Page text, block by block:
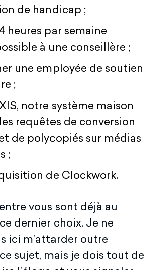
de handicap ;
heures par semaine
à une conseillère ;
une employée de soutien
;
notre système maison
requêtes de conversion
de polycopiés sur médias
;
de Clockwork.
vous sont déjà au
dernier choix. Je ne
ici m’attarder outre
sujet, mais je dois tout de